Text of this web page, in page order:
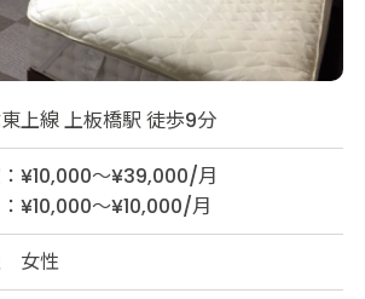
上線 上板橋駅 徒歩9分
¥10,000～¥39,000/月
：¥10,000～¥10,000/月
女性